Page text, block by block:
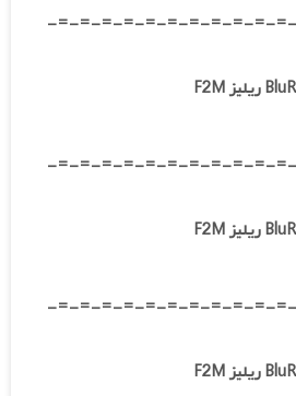
-=-=-=-=-=-=-=-=-=-=-
-=-=-=-=-=-=-=-=-=-=-
-=-=-=-=-=-=-=-=-=-=-